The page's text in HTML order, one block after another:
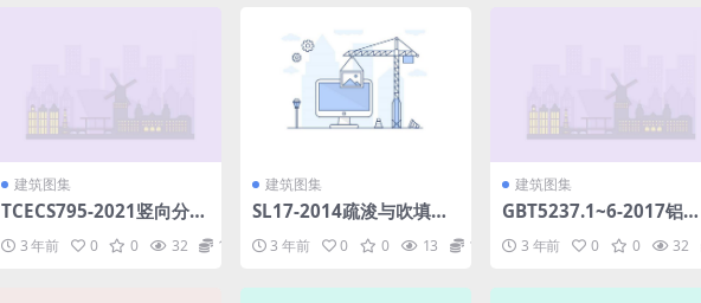
建筑图集
TCECS795-2021竖向分布
凝土剪力墙结构技术规程.
3 年前 0 0 32 1.98
建筑图集
SL17-2014疏浚与吹填工
3 年前 0 0 13 1.98
建筑图集
GBT5237.1~6-2017铝合
合订本）.pdf
3 年前 0 0 32